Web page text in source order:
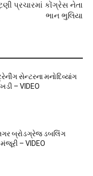
પ્રચારમાં કોંગ્રેસ નેતા
ભાન ભુલિયા
સેન્ટરના મનોદિવ્યાંગ
– VIDEO
બ્રોડગ્રેજ ડબલિંગ
– VIDEO